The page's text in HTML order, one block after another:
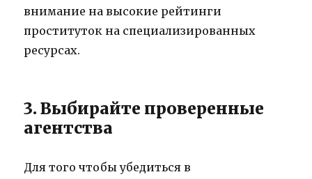
внимание на высокие рейтинги
проституток на специализированных
ресурсах.
3. Выбирайте проверенные
агентства
Для того чтобы убедиться в